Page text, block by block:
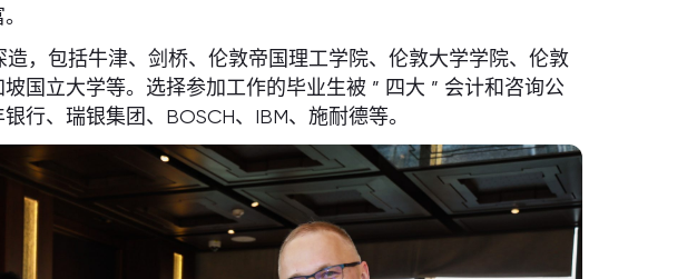
，包括牛津、剑桥、伦敦帝国理工学院、伦敦大学学院、伦敦
国立大学等。选择参加工作的毕业生被 ” 四大 ” 会计和咨询公
行、瑞银集团、BOSCH、IBM、施耐德等。